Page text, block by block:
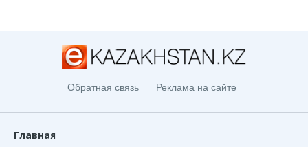
Обратная связь Реклама на сайте
Главная